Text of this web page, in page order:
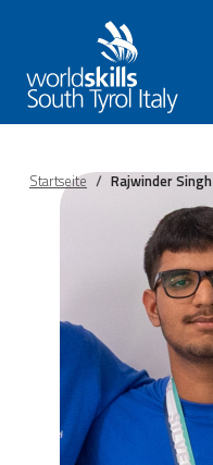
Startseite Rajwinder Singh